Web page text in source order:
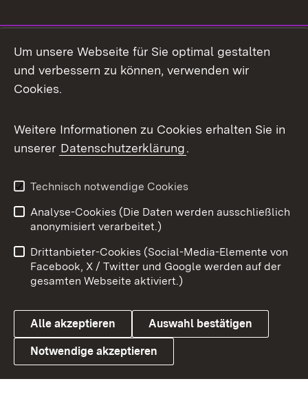
Facebook
X / Twitter
Youtube
Link zum Landesportal
Impressum
Kontakt
Barrierefreiheit
Datenschutz
Cookies
Um unsere Webseite für Sie optimal gestalten
und verbessern zu können, verwenden wir
Cookies.
Weitere Informationen zu Cookies erhalten Sie in
unserer Datenschutzerklärung.
Technisch notwendige Cookies
Analyse-Cookies (Die Daten werden ausschließlich
anonymisiert verarbeitet.)
Drittanbieter-Cookies (Social-Media-Elemente von
Facebook, X / Twitter und Google werden auf der
gesamten Webseite aktiviert.)
Alle akzeptieren Auswahl bestätigen
Notwendige akzeptieren